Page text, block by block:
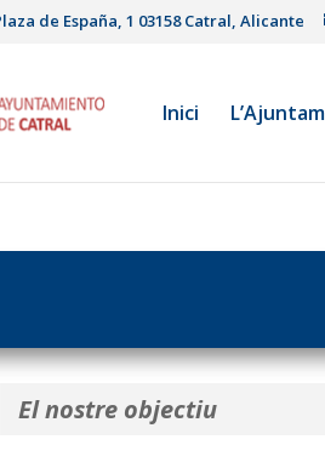
de España, 1 03158 Catral, Alicante
Inici
El nostre objectiu